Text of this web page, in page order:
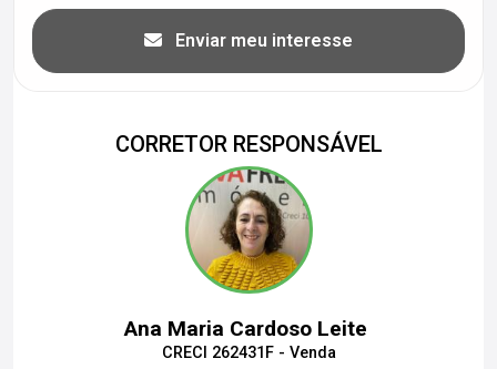
Enviar meu interesse
CORRETOR RESPONSÁVEL
Ana Maria Cardoso Leite
CRECI 262431F - Venda